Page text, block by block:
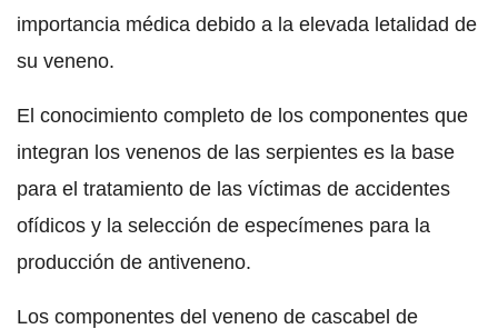
importancia médica debido a la elevada letalidad de
su veneno.
El conocimiento completo de los componentes que
integran los venenos de las serpientes es la base
para el tratamiento de las víctimas de accidentes
ofídicos y la selección de especímenes para la
producción de antiveneno.
Los componentes del veneno de cascabel de